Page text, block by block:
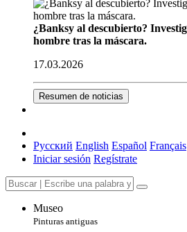
¿Banksy al descubierto?
hombre tras la máscara.
17.03.2026
Resumen de noticias
Русский English Español Français
Iniciar sesión Regístrate
Museo
Pinturas antiguas